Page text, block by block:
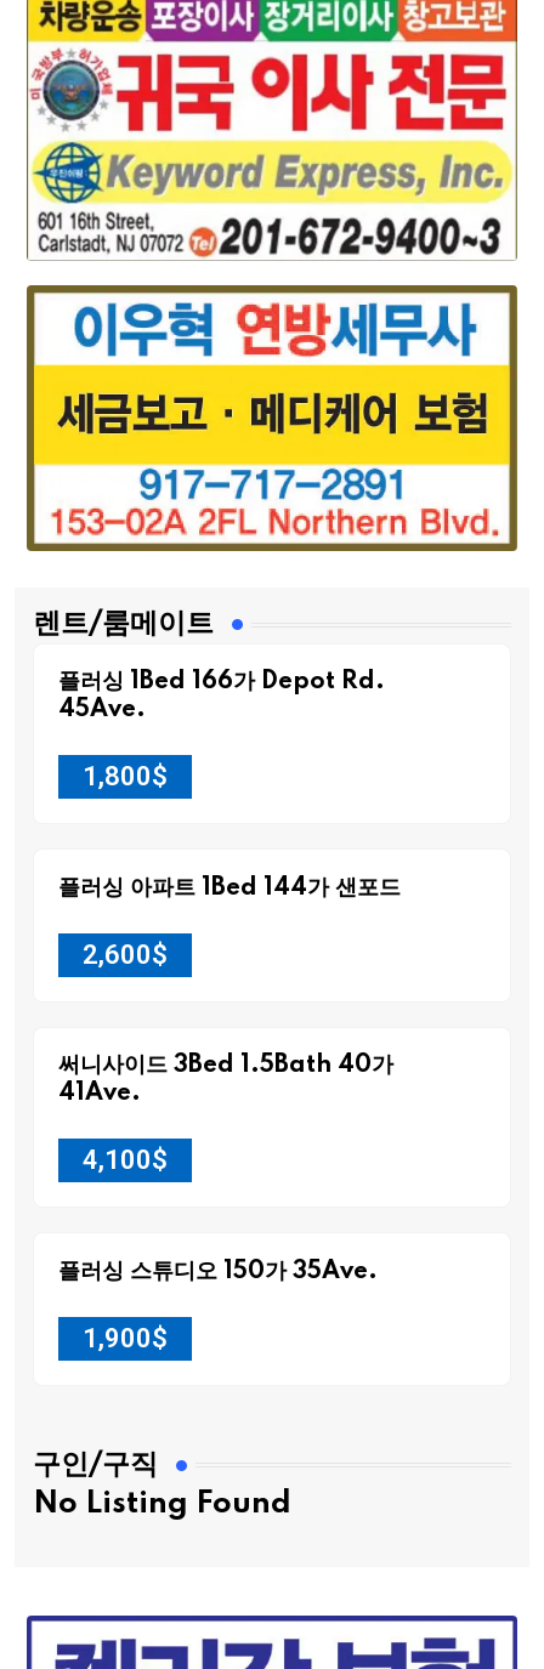
렌트/룸메이트
플러싱 1Bed 166가 Depot Rd.
45Ave.
1,800$
플러싱 아파트 1Bed 144가 샌포드
2,600$
써니사이드 3Bed 1.5Bath 40가
41Ave.
4,100$
플러싱 스튜디오 150가 35Ave.
1,900$
구인/구직
No Listing Found